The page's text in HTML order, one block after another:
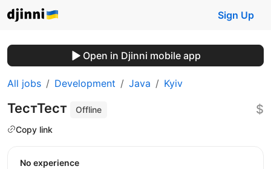
Sign Up
Open in Djinni mobile app
All jobs Development Java Kyiv
ТестТест
Offline
Copy link
$
No experience